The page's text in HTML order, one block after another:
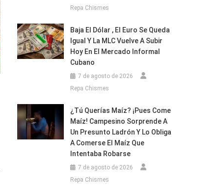
Repa Chismes
Baja El Dólar , El Euro Se Queda
Igual Y La MLC Vuelve A Subir
Hoy En El Mercado Informal
Cubano
7 de agosto de 2026
Repa Chismes
¿Tú Querías Maíz? ¡Pues Come
Maíz! Campesino Sorprende A
Un Presunto Ladrón Y Lo Obliga
A Comerse El Maíz Que
Intentaba Robarse
7 de agosto de 2026
Repa Chismes